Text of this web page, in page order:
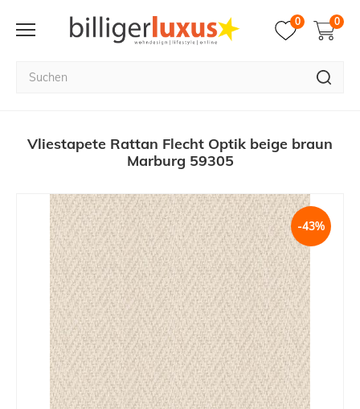
0 0
Vliestapete Rattan Flecht Optik beige braun
Marburg 59305
-43%